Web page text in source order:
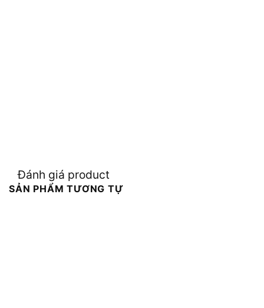
Đánh giá product
SẢN PHẨM TƯƠNG TỰ